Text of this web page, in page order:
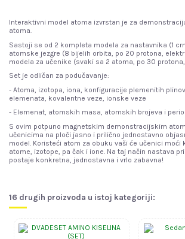
Interaktivni model atoma izvrstan je za
atoma.
Sastoji se od 2 kompleta modela za nastavnika (1
atomske jezgre (8 bijelih orbita, po 20 protona,
modela za učenike (svaki sa 2 atoma, po 30
Set je odličan za podučavanje:
- Atoma, izotopa, iona, konfiguracije plemenitih
elemenata, kovalentne veze, ionske veze
- Elemenat, atomskih masa, atomskih brojeva i
S ovim potpuno magnetskim demonstracijskim
učenicima na ploči jasno i prilično jednostavno
model. Koristeći atom za obuku vaši će učenici
atome, izotope, pa čak i ione. Na taj način nastava
postaje konkretna, jednostavna i vrlo zabavna!
16 drugih proizvoda u istoj kategoriji: